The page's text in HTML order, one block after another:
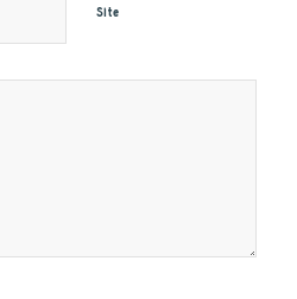
Site